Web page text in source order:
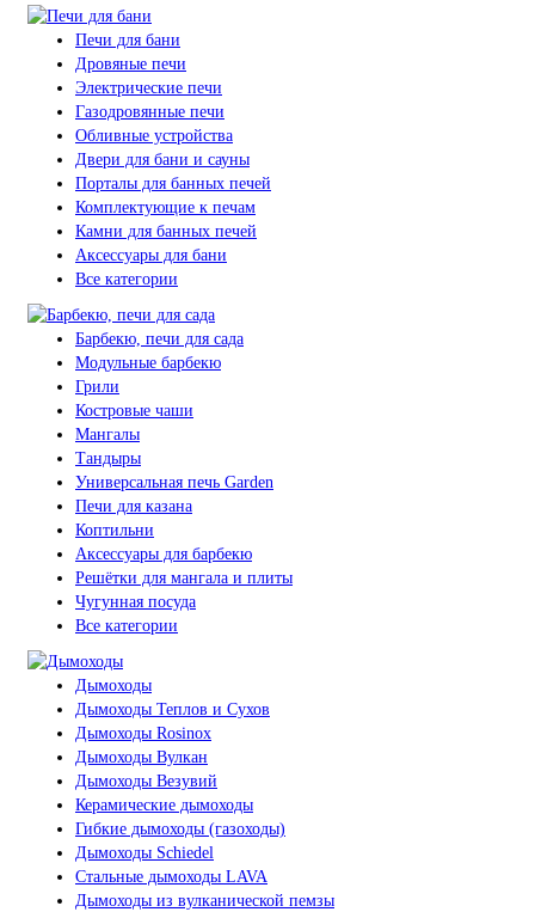
Печи для бани
Дровяные печи
Электрические печи
Газодровянные печи
Обливные устройства
Двери для бани и сауны
Порталы для банных печей
Комплектующие к печам
Камни для банных печей
Аксессуары для бани
Все категории
Барбекю, печи для сада
Модульные барбекю
Грили
Костровые чаши
Мангалы
Тандыры
Универсальная печь Garden
Печи для казана
Коптильни
Аксессуары для барбекю
Решётки для мангала и плиты
Чугунная посуда
Все категории
Дымоходы
Дымоходы Теплов и Сухов
Дымоходы Rosinox
Дымоходы Вулкан
Дымоходы Везувий
Керамические дымоходы
Гибкие дымоходы (газоходы)
Дымоходы Schiedel
Стальные дымоходы LAVA
Дымоходы из вулканической пемзы